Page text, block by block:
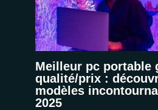
Meilleur pc portable
qualité/prix :
modèles
2025